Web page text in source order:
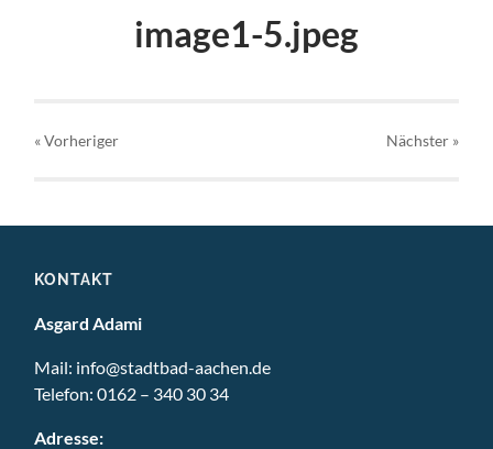
image1-5.jpeg
« Vorheriger Nächster »
KONTAKT
Asgard Adami
Mail: info@stadtbad-aachen.de
Telefon:0162 – 340 30 34
Adresse: